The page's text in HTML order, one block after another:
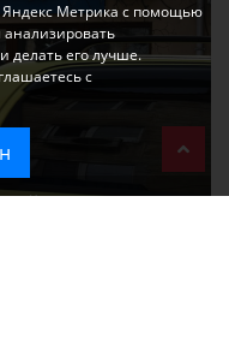
в Крым
Яндекс Метрика с помощью
анализировать
делать его лучше.
с